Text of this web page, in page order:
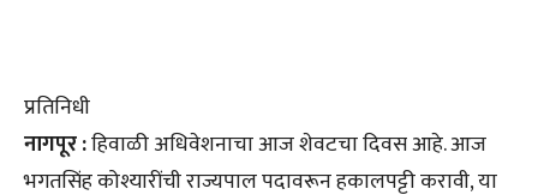
प्रतिनिधी
नागपूर :हिवाळी अधिवेशनाचा आज शेवटचा दिवस आहे. आज
भगतसिंह कोश्यारींची राज्यपाल पदावरून हकालपट्टी करावी, या